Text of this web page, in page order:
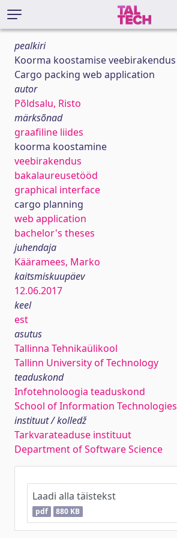
pealkiri
Koorma koostamise veebirakendus
Cargo packing web application
autor
Põldsalu, Risto
märksõnad
graafiline liides
koorma koostamine
veebirakendus
bakalaureusetööd
graphical interface
cargo planning
web application
bachelor's theses
juhendaja
Kääramees, Marko
kaitsmiskuupäev
12.06.2017
keel
est
asutus
Tallinna Tehnikaülikool
Tallinn University of Technology
teaduskond
Infotehnoloogia teaduskond
School of Information Technologies
instituut / kolledž
Tarkvarateaduse instituut
Department of Software Science
Laadi alla täistekst
pdf 880 KB